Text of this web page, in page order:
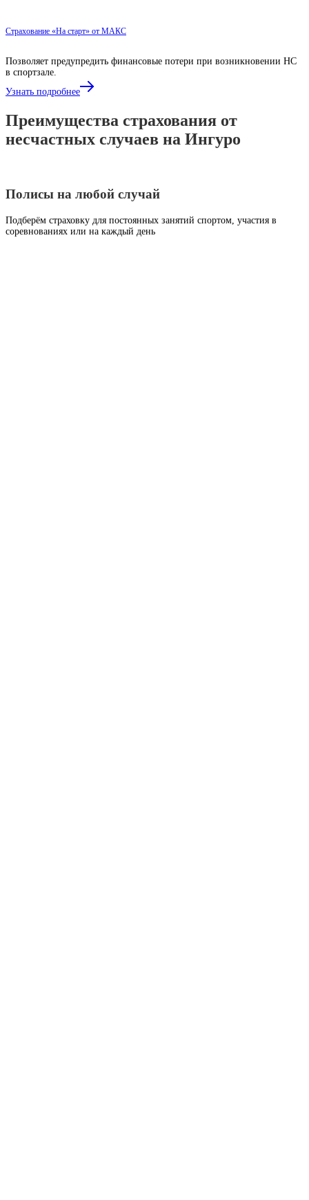
Страхование «На старт» от МАКС
Позволяет предупредить финансовые потери при возникновении НС
в спортзале.
Узнать подробнее
Преимущества страхования от
несчастных случаев на Ингуро
Полисы на любой случай
Подберём страховку для постоянных занятий спортом, участия в
соревнованиях или на каждый день